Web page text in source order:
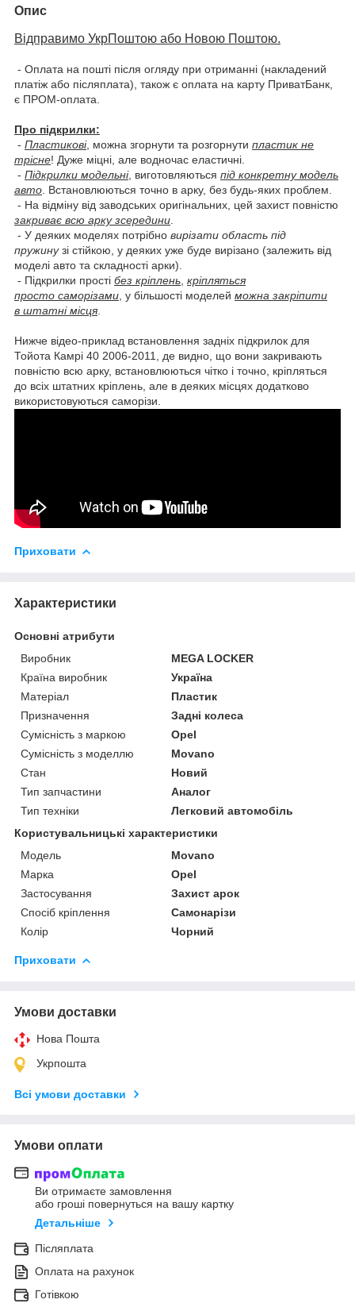
Опис
Відправимо УкрПоштою або Новою Поштою.
- Оплата на пошті після огляду при отриманні (накладений
платіж або післяплата), також є оплата на карту ПриватБанк,
є ПРОМ-оплата.
Про підкрилки:
- Пластикові, можна згорнути та розгорнути пластик не
трісне! Дуже міцні, але водночас еластичні.
- Підкрилки модельні, виготовляються під конкретну модель
авто . Встановлюються точно в арку, без будь-яких проблем.
- На відміну від заводських оригінальних, цей захист повністю
закриває всю арку зсередини
- У деяких моделях потрібно вирізати область під
пружинузі стійкою, у деяких уже буде вирізано (залежить від
моделі авто та складності арки).
- Підкрилки прості без кріплень кріпляться
просто саморізами , у більшості моделей можна закріпити
в штатні місця
Нижче відео-приклад встановлення задніх підкрилок для
Тойота Камрі 40 2006-2011, де видно, що вони закривають
повністю всю арку, встановлюються чітко і точно, кріпляться
до всіх штатних кріплень, але в деяких місцях додатково
використовуються саморізи.
Приховати
Характеристики
Основні атрибути
Виробник
MEGA LOCKER
Країна виробник
Україна
Матеріал
Пластик
Призначення
Задні колеса
Сумісність з маркою
Opel
Сумісність з моделлю
Movano
Стан
Новий
Тип запчастини
Аналог
Тип техніки
Легковий автомобіль
Користувальницькі характеристики
Мoдель
Movano
Марка
Opel
Застосування
Захист арок
Спосіб кріплення
Самонарізи
Колір
Чорний
Приховати
Умови доставки
Нова Пошта
Укрпошта
Всі умови доставки
Умови оплати
Ви отримаєте замовлення
або гроші повернуться на вашу картку
Детальніше
Післяплата
Оплата на рахунок
Готівкою